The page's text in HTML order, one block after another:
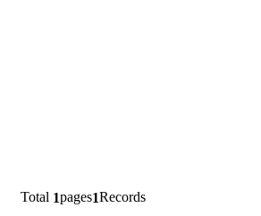
Total 1pages1Records